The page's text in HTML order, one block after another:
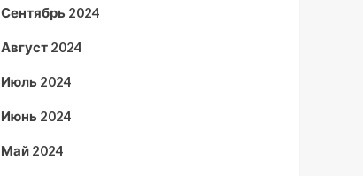
Сентябрь 2024
Август 2024
Июль 2024
Июнь 2024
Май 2024